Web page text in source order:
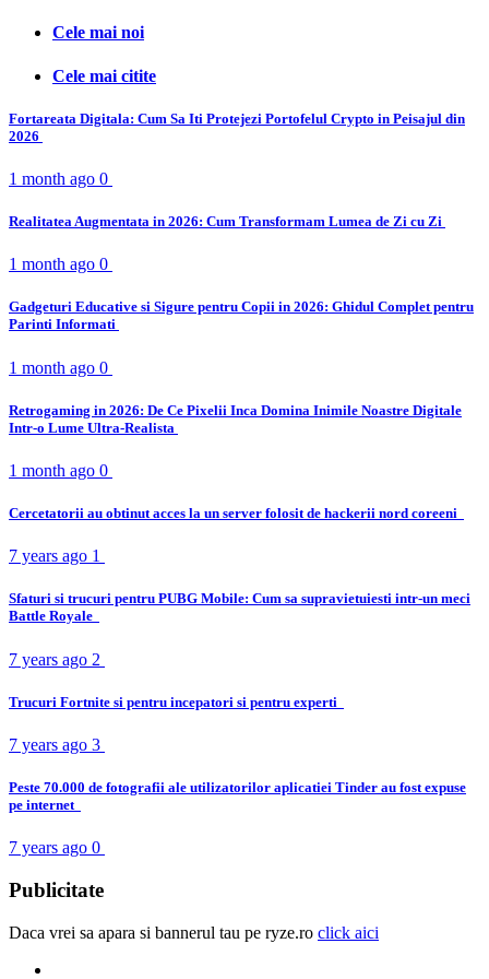
Cele mai noi
Cele mai citite
Fortareata Digitala: Cum Sa Iti Protejezi Portofelul Crypto in Peisajul din
2026
1 month ago 0
Realitatea Augmentata in 2026: Cum Transformam Lumea de Zi cu Zi
1 month ago 0
Gadgeturi Educative si Sigure pentru Copii in 2026: Ghidul Complet pentru
Parinti Informati
1 month ago 0
Retrogaming in 2026: De Ce Pixelii Inca Domina Inimile Noastre Digitale
Intr-o Lume Ultra-Realista
1 month ago 0
Cercetatorii au obtinut acces la un server folosit de hackerii nord coreeni
7 years ago 1
Sfaturi si trucuri pentru PUBG Mobile: Cum sa supravietuiesti intr-un meci
Battle Royale
7 years ago 2
Trucuri Fortnite si pentru incepatori si pentru experti
7 years ago 3
Peste 70.000 de fotografii ale utilizatorilor aplicatiei Tinder au fost expuse
pe internet
7 years ago 0
Publicitate
Daca vrei sa apara si bannerul tau pe ryze.ro click aici